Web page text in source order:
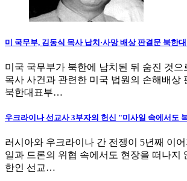
미 국무부, 김동식 목사 납치·사망 배상 판결문 북한
미국 국무부가 북한에 납치된 뒤 숨진 것으
목사 사건과 관련한 미국 법원의 손해배상
북한대표부…
우크라이나 선교사 3부자의 헌신 "미사일 속에서도
러시아와 우크라이나 간 전쟁이 5년째 이
일과 드론의 위협 속에서도 현장을 떠나지
한인 선교…